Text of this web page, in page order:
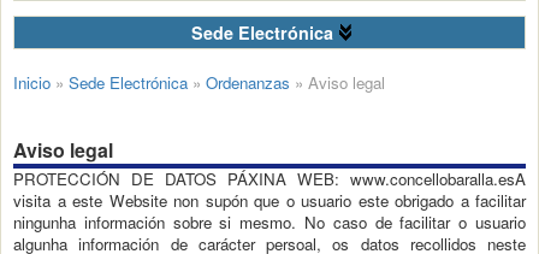
Sede Electrónica
Inicio » Sede Electrónica » Ordenanzas » Aviso legal
Aviso legal
PROTECCIÓN DE DATOS PÁXINA WEB: www.concellobaralla.esA
visita a este Website non supón que o usuario este obrigado a facilitar
ningunha información sobre si mesmo. No caso de facilitar o usuario
algunha información de carácter persoal, os datos recollidos neste